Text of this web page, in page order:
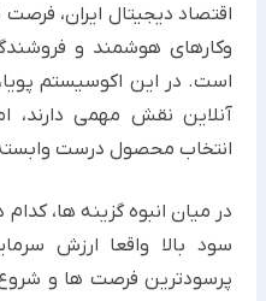
اقتصاد دیجیتال ایران،
وکارهای هوشمند و
است. در این اکوسیستم
آنلاین نقش مهمی دارند،
انتخاب محصول درست
در میان انبوه گزینه ها،
سود بالا واقعا ارزش
پرسودترین فرصت ها و